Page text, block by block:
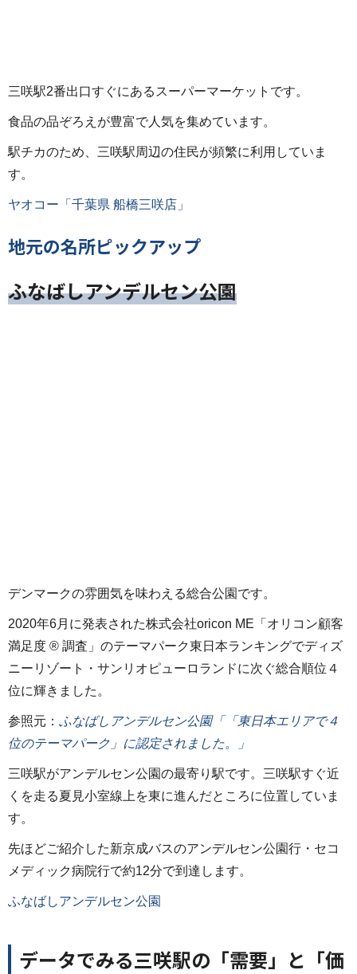
三咲駅2番出口すぐにあるスーパーマーケットです。
食品の品ぞろえが豊富で人気を集めています。
駅チカのため、三咲駅周辺の住民が頻繁に利用していま
す。
ヤオコー「千葉県 船橋三咲店」
地元の名所ピックアップ
ふなばしアンデルセン公園
デンマークの雰囲気を味わえる総合公園です。
2020年6月に発表された株式会社oricon ME「オリコン顧客
満足度 ® 調査」のテーマパーク東日本ランキングでディズ
ニーリゾート・サンリオピューロランドに次ぐ総合順位４
位に輝きました。
参照元： ふなばしアンデルセン公園「「東日本エリアで４
位のテーマパーク」に認定されました。」
三咲駅がアンデルセン公園の最寄り駅です。三咲駅すぐ近
くを走る夏見小室線上を東に進んだところに位置していま
す。
先ほどご紹介した新京成バスのアンデルセン公園行・セコ
メディック病院行で約12分で到達します。
ふなばしアンデルセン公園
データでみる三咲駅の「需要」と「価